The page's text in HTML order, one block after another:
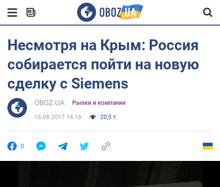
Несмотря на Крым: Россия
собирается пойти на новую
сделку с Siemens
OBOZ.UA Рынки и компании
16.08.2017 14:16 20,5 т.
0